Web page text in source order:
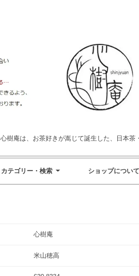
心樹庵は、お茶好きが嵩じて誕生した、日本茶
カテゴリー・検索 ショップについて
心樹庵
米山穂高